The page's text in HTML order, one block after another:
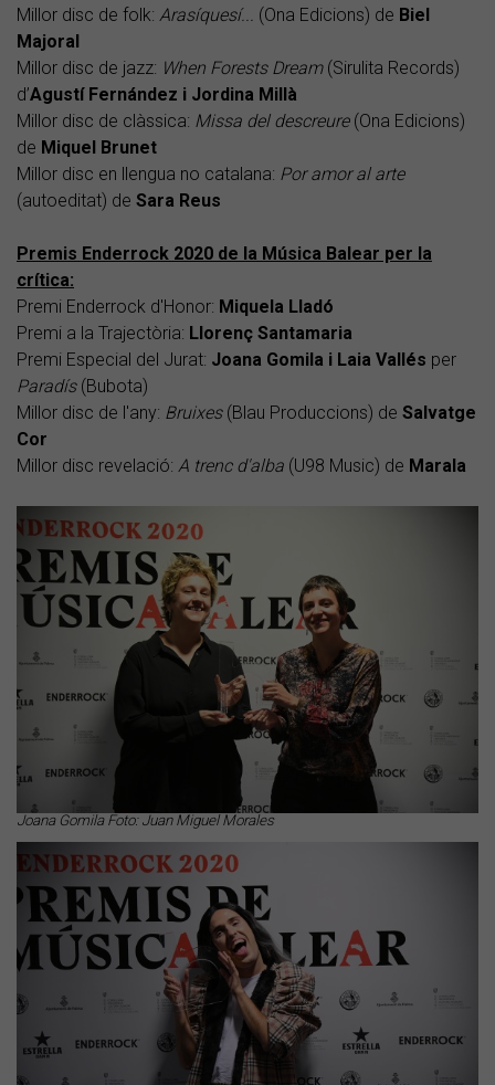
Millor disc de folk: Arasíquesí... (Ona Edicions) de Biel
Majoral
Millor disc de jazz: When Forests Dream(Sirulita Records)
d’Agustí Fernández i Jordina Millà
Millor disc de clàssica: Missa del descreure(Ona Edicions)
de Miquel Brunet
Millor disc en llengua no catalana: Por amor al arte
(autoeditat) de Sara Reus
Premis Enderrock 2020 de la Música Balear per la
crítica:
Premi Enderrock d'Honor: Miquela Lladó
Premi a la Trajectòria: Llorenç Santamaria
Premi Especial del Jurat: Joana Gomila i Laia Vallés per
Paradís (Bubota)
Millor disc de l'any: Bruixes (Blau Produccions) de Salvatge
Cor
Millor disc revelació: A trenc d'alba (U98 Music) de Marala
Joana Gomila Foto: Juan Miguel Morales